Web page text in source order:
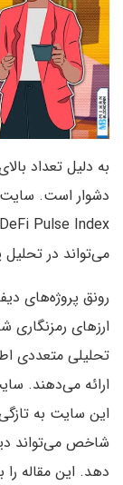
به دلیل تعداد
DeFi Pulse Index معرفی کرده است.
می‌تواند در
رونق پروژه‌های
تحلیلی متعددی
این سایت به
شاخص می‌تواند
دهد. این مقاله